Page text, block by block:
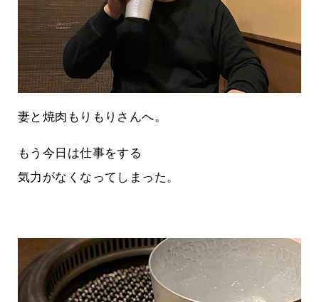
妻と焼肉もりもりさんへ。
もう今日は仕事をする
気力がなくなってしまった。